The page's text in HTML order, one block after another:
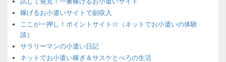
稼げるお小遣いサイトで副収入
ここが一押し！ポイントサイト☆（ネットでお小遣いの体験
談）
サラリーマンの小遣い日記
ネットでお小遣い稼ぎ＆サスケとぺろの生活